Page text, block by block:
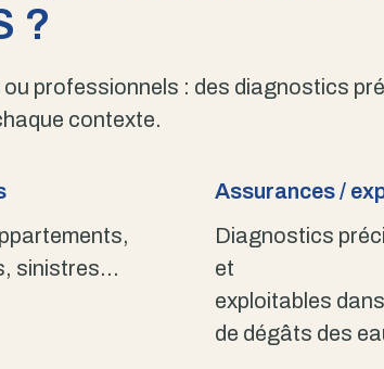
?
professionnels : des diagnostics
contexte.
sinistres…
Assurances /
Diagnostics
et
exploitables
de dégâts des